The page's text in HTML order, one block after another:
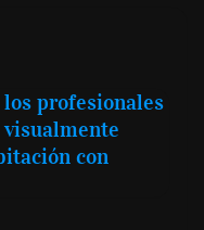
profesionales
con